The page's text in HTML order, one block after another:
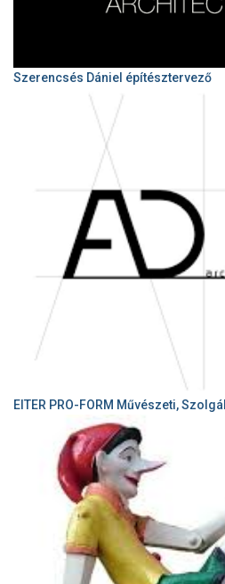
Szerencsés Dániel építésztervező
EITER PRO-FORM Művészeti,